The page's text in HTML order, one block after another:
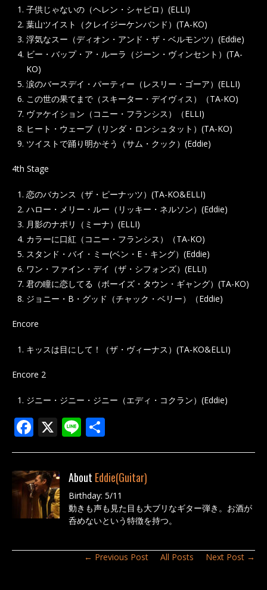
子供じゃないの（ヘレン・シャピロ）(ELLI)
葉山ツイスト（クレイジーケンバンド）(TA-KO)
浮気なスー（ディオン・アンド・ザ・ベルモンツ）(Eddie)
ビー・バップ・ア・ルーラ（ジーン・ヴィンセント）(TA-
KO)
涙のバースデイ・パーティー（レスリー・ゴーア）(ELLI)
この世の果てまで（スキーター・デイヴィス）（TA-KO)
ヴァケイション（コニー・フランシス）（ELLI)
ヒート・ウェーブ（リンダ・ロンシュタット）(TA-KO)
ツイストで踊り明かそう（サム・クック）(Eddie)
4th Stage
恋のバカンス（ザ・ピーナッツ）(TA-KO&ELLI)
ハロー・メリー・ルー（リッキー・ネルソン）(Eddie)
月影のナポリ（ミーナ）(ELLI)
カラーに口紅（コニー・フランシス）（TA-KO)
スタンド・バイ・ミー(ベン・E・キング）(Eddie)
ワン・ファイン・デイ（ザ・シフォンズ）(ELLI)
君の瞳に恋してる（ボーイズ・タウン・ギャング）(TA-KO)
ジョニー・B・グッド（チャック・ベリー）（Eddie)
Encore
キッスは目にして！（ザ・ヴィーナス）(TA-KO&ELLI)
Encore 2
ジニー・ジニー・ジニー（エディ・コクラン）(Eddie)
F
ac
e
b
o
o
X Li
n 有
About Eddie(Guitar)
Birthday: 5/11
動きも声も見た目も大ブリなギター弾き。お酒が
呑めないという特徴を持つ。
← Previous Post All Posts Next Post →